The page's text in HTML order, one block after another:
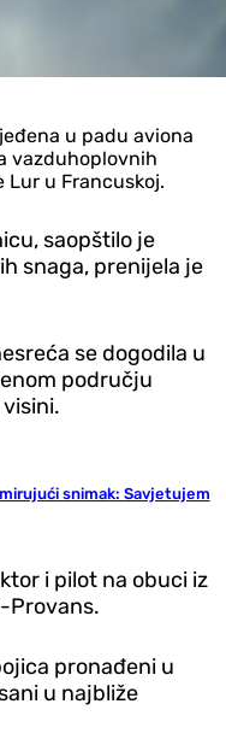
u padu aviona
vazduhoplovnih
Lur u Francuskoj.
saopštilo je
snaga, prenijela je
se dogodila u
području
snimak: Savjetujem
i pilot na obuci iz
Provans.
pronađeni u
u najbliže